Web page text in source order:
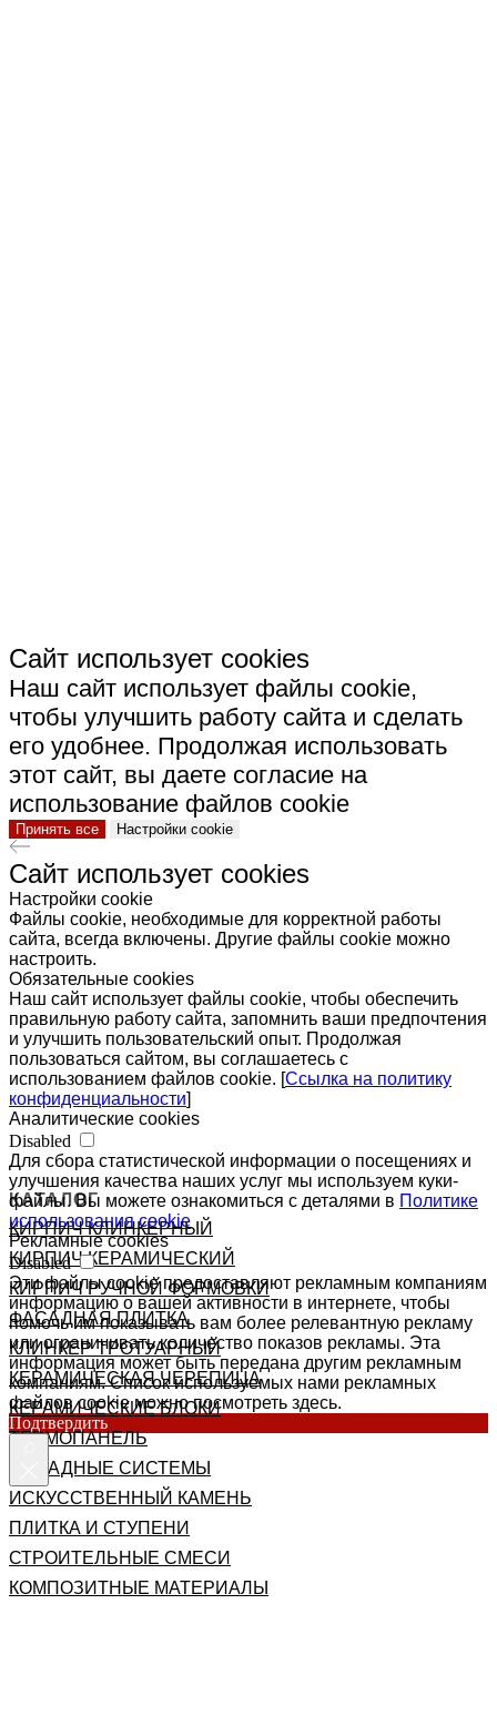
КАТАЛОГ
КИРПИЧ КЛИНКЕРНЫЙ
КИРПИЧ КЕРАМИЧЕСКИЙ
КИРПИЧ РУЧНОЙ ФОРМОВКИ
ФАСАДНАЯ ПЛИТКА
КЛИНКЕР ТРОТУАРНЫЙ
КЕРАМИЧЕСКАЯ ЧЕРЕПИЦА
КЕРАМИЧЕСКИЕ БЛОКИ
ТЕРМОПАНЕЛЬ
ФАСАДНЫЕ СИСТЕМЫ
ИСКУССТВЕННЫЙ КАМЕНЬ
ПЛИТКА И СТУПЕНИ
СТРОИТЕЛЬНЫЕ СМЕСИ
КОМПОЗИТНЫЕ МАТЕРИАЛЫ
Сайт использует cookies
Наш сайт использует файлы cookie,
чтобы улучшить работу сайта и сделать
его удобнее. Продолжая использовать
этот сайт, вы даете согласие на
использование файлов cookie
Принять все Настройки cookie
Сайт использует cookies
Настройки cookie
Файлы cookie, необходимые для корректной работы
сайта, всегда включены. Другие файлы cookie можно
настроить.
Обязательные cookies
Наш сайт использует файлы cookie, чтобы обеспечить
правильную работу сайта, запомнить ваши предпочтения
и улучшить пользовательский опыт. Продолжая
пользоваться сайтом, вы соглашаетесь с
использованием файлов cookie. [Ссылка на политику
конфиденциальности]
Аналитические cookies
Disabled
Для сбора статистической информации о посещениях и
улучшения качества наших услуг мы используем куки-
файлы. Вы можете ознакомиться с деталями в Политике
использования cookie
Рекламные cookies
Disabled
Эти файлы cookie предоставляют рекламным компаниям
информацию о вашей активности в интернете, чтобы
помочь им показывать вам более релевантную рекламу
или ограничивать количество показов рекламы. Эта
информация может быть передана другим рекламным
компаниям. Список используемых нами рекламных
файлов cookie можно посмотреть здесь.
Подтвердить